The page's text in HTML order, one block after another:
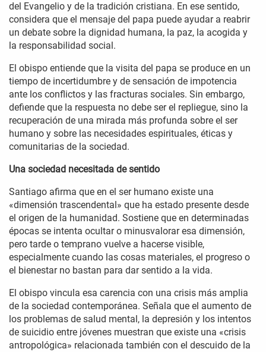
del Evangelio y de la tradición cristiana. En ese sentido,
considera que el mensaje del papa puede ayudar a reabrir
un debate sobre la dignidad humana, la paz, la acogida y
la responsabilidad social.
El obispo entiende que la visita del papa se produce en un
tiempo de incertidumbre y de sensación de impotencia
ante los conflictos y las fracturas sociales. Sin embargo,
defiende que la respuesta no debe ser el repliegue, sino la
recuperación de una mirada más profunda sobre el ser
humano y sobre las necesidades espirituales, éticas y
comunitarias de la sociedad.
Una sociedad necesitada de sentido
Santiago afirma que en el ser humano existe una
«dimensión trascendental» que ha estado presente desde
el origen de la humanidad. Sostiene que en determinadas
épocas se intenta ocultar o minusvalorar esa dimensión,
pero tarde o temprano vuelve a hacerse visible,
especialmente cuando las cosas materiales, el progreso o
el bienestar no bastan para dar sentido a la vida.
El obispo vincula esa carencia con una crisis más amplia
de la sociedad contemporánea. Señala que el aumento de
los problemas de salud mental, la depresión y los intentos
de suicidio entre jóvenes muestran que existe una «crisis
antropológica» relacionada también con el descuido de la